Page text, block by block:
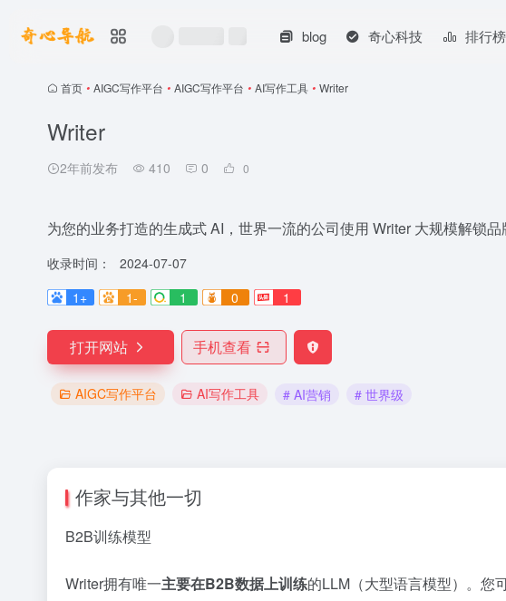
blog 奇心科技 排行榜
首页 • AIGC写作平台 • AIGC写作平台 • AI写作工具 • Writer
Writer
2年前发布 410 0 0
为您的业务打造的生成式 AI，世界一流的公司使用 Writer 大规模解锁品
收录时间：
2024-07-07
1+
1- 1 0 1
打开网站 手机查看
AIGC写作平台 AI写作工具 # AI营销 # 世界级
作家与其他一切
B2B训练模型
Writer拥有唯一主要在B2B数据上训练的LLM（大型语言模型）。您